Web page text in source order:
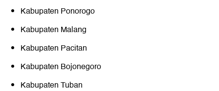
Kabupaten Ponorogo
Kabupaten Malang
Kabupaten Pacitan
Kabupaten Bojonegoro
Kabupaten Tuban